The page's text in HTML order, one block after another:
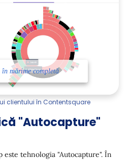
clientului în Contentsquare
"Autocapture"
este tehnologia "Autocapture". În